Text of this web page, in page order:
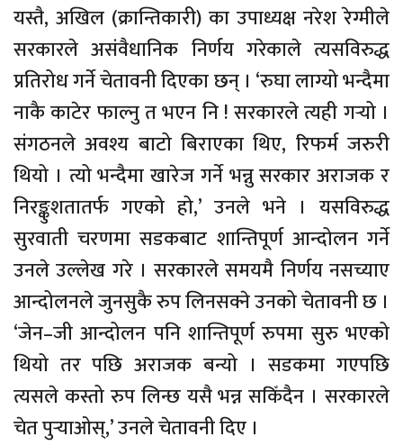
यस्तै, अखिल (क्रान्तिकारी) का उपाध्यक्ष नरेश रेग्मीले
सरकारले असंवैधानिक निर्णय गरेकाले त्यसविरुद्ध
प्रतिरोध गर्ने चेतावनी दिएका छन् । ‘रुघा लाग्यो भन्दैमा
नाकै काटेर फाल्नु त भएन नि ! सरकारले त्यही गर्‍यो ।
संगठनले अवश्य बाटो बिराएका थिए, रिफर्म जरुरी
थियो । त्यो भन्दैमा खारेज गर्ने भन्नु सरकार अराजक र
निरङ्कुशतातर्फ गएको हो,’ उनले भने । यसविरुद्ध
सुरवाती चरणमा सडकबाट शान्तिपूर्ण आन्दोलन गर्ने
उनले उल्लेख गरे । सरकारले समयमै निर्णय नसच्याए
आन्दोलनले जुनसुकै रुप लिनसक्ने उनको चेतावनी छ ।
‘जेन–जी आन्दोलन पनि शान्तिपूर्ण रुपमा सुरु भएको
थियो तर पछि अराजक बन्यो । सडकमा गएपछि
त्यसले कस्तो रुप लिन्छ यसै भन्न सकिँदैन । सरकारले
चेत पुर्‍याओस्,’ उनले चेतावनी दिए ।